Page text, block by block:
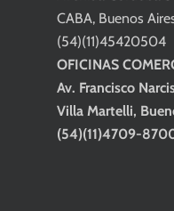
CABA, Buenos
(54)(11)45420504
OFICINAS
Av. Francisco
Villa Martelli,
(54)(11)4709-